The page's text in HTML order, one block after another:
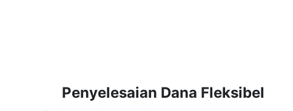
Penyelesaian Dana Fleksibel